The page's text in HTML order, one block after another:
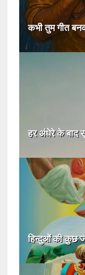
कभी तुम गीत
हर अंधेरे के बाद
हिन्दुओं की कुछ